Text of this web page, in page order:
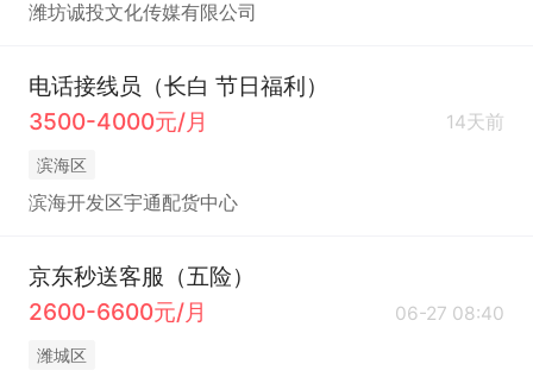
潍坊诚投文化传媒有限公司
电话接线员（长白 节日福利）
3500-4000元/月
14天前
滨海区
滨海开发区宇通配货中心
京东秒送客服（五险）
2600-6600元/月
06-27 08:40
潍城区